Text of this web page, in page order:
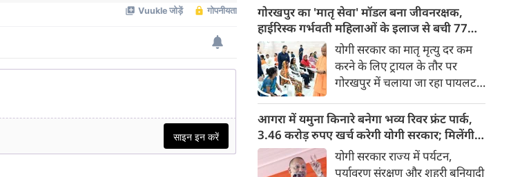
परिवहन विकल्प बनकर उभरा है।
तेज़, समयबद्ध और आरामदायक
सफर के चलते कॉरिडोर के कई
स्टेशनों पर यात्रियों की संख्या में 40
से 50 प्रतिशत तक बढ़ गई है।
गोरखपुर का 'मातृ सेवा' मॉडल बना जीवनरक्षक,
हाईरिस्क गर्भवती महिलाओं के इलाज से बची 77
जिंदगियां
योगी सरकार का मातृ मृत्यु दर कम
करने के लिए ट्रायल के तौर पर
गोरखपुर में चलाया जा रहा पायलट
बनकर उभरा है। मुख्यमंत्री योगी
आदित्यनाथ के निर्देश पर पायलट
प्रोजेक्ट ‘मातृ सेवा’ का लक्ष्य हाई
रिस्क गर्भवती केसों को तुरंत बड़े
आगरा में यमुना किनारे बनेगा भव्य रिवर फ्रंट पार्क,
3.46 करोड़ रुपए खर्च करेगी योगी सरकार; मिलेंगी ये
खास सुविधाएं
योगी सरकार राज्य में पर्यटन,
पर्यावरण संरक्षण और शहरी बुनियादी